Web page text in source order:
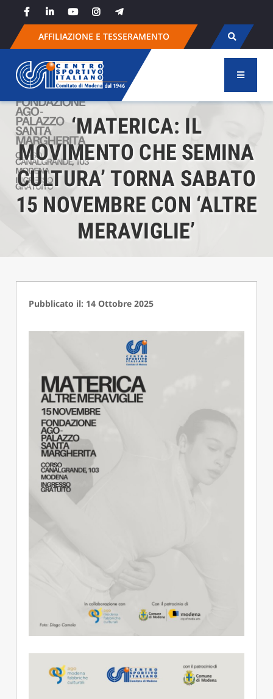
content
AFFILIAZIONE E TESSERAMENTO
‘MATERICA: IL
MOVIMENTO CHE SEMINA
CULTURA’ TORNA SABATO
15 NOVEMBRE CON ‘ALTRE
MERAVIGLIE’
Pubblicato il: 14 Ottobre 2025